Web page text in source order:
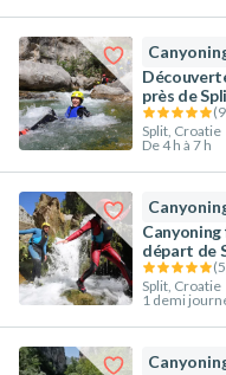
près de
(9
Split, Croatie
De 4 h à 7 h
départ de
(5
Split, Croatie
1 demi